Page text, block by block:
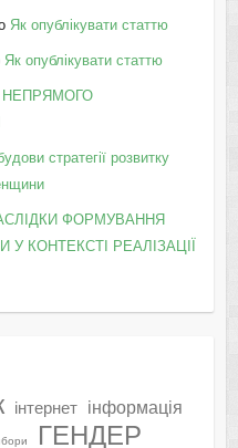
Як опублікувати статтю
Як опублікувати статтю
НЕПРЯМОГО
стратегії розвитку
ФОРМУВАННЯ
КОНТЕКСТІ РЕАЛІЗАЦІЇ
інтернет інформація
ГЕНДЕР